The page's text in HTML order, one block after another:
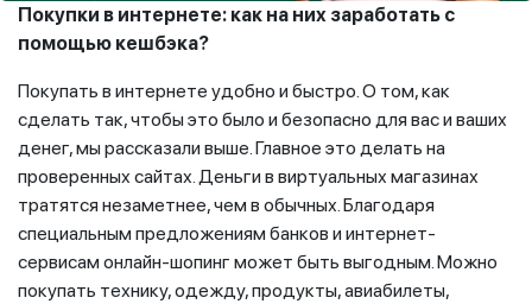
Покупки в интернете: как на них заработать с
помощью кешбэка?
Покупать в интернете удобно и быстро. О том, как
сделать так, чтобы это было и безопасно для вас и ваших
денег, мы рассказали выше. Главное это делать на
проверенных сайтах. Деньги в виртуальных магазинах
тратятся незаметнее, чем в обычных. Благодаря
специальным предложениям банков и интернет-
сервисам онлайн-шопинг может быть выгодным. Можно
покупать технику, одежду, продукты, авиабилеты,